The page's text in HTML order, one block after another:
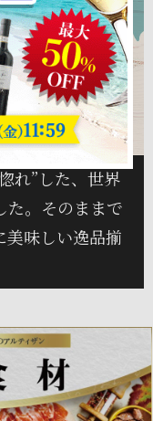
れ”した、世界
た。そのままで
美味しい逸品揃